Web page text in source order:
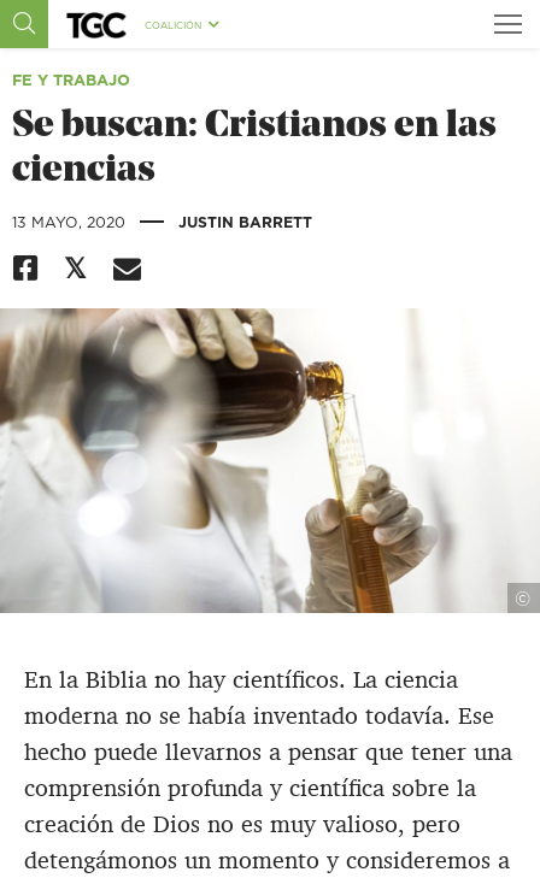
COALICIÓN
FE Y TRABAJO
Se buscan: Cristianos en las
ciencias
13 MAYO, 2020 | JUSTIN BARRETT
©
En la Biblia no hay científicos. La ciencia
moderna no se había inventado todavía. Ese
hecho puede llevarnos a pensar que tener una
comprensión profunda y científica sobre la
creación de Dios no es muy valioso, pero
detengámonos un momento y consideremos a